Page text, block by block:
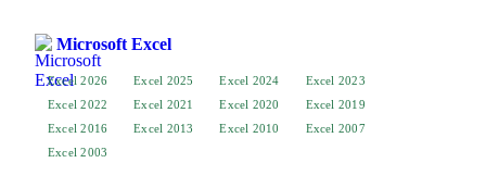
Microsoft Excel
Excel 2026 Excel 2025 Excel 2024
Excel 2023
Excel 2022
Excel 2021 Excel 2020
Excel 2019
Excel 2016
Excel 2013 Excel 2010
Excel 2007
Excel 2003